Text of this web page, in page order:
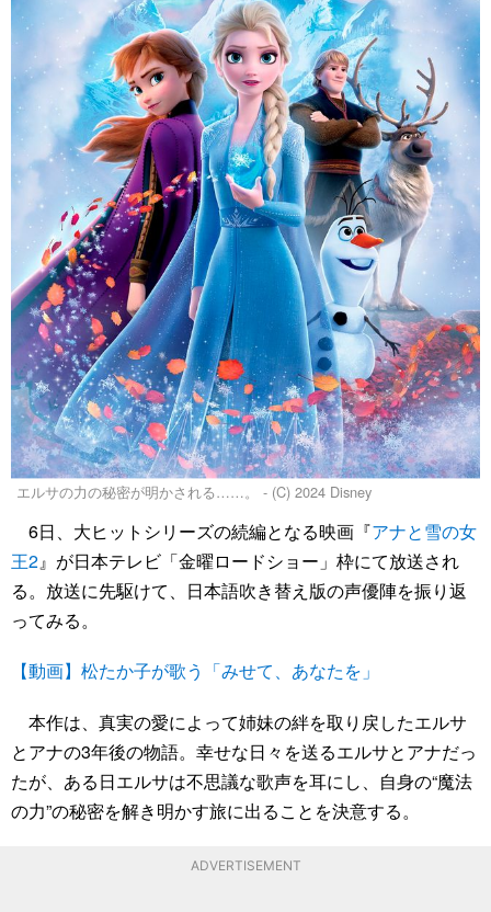
エルサの力の秘密が明かされる……。 - (C) 2024 Disney
6日、大ヒットシリーズの続編となる映画『アナと雪の女
王2』が日本テレビ「金曜ロードショー」枠にて放送され
る。放送に先駆けて、日本語吹き替え版の声優陣を振り返
ってみる。
【動画】松たか子が歌う「みせて、あなたを」
本作は、真実の愛によって姉妹の絆を取り戻したエルサ
とアナの3年後の物語。幸せな日々を送るエルサとアナだっ
たが、ある日エルサは不思議な歌声を耳にし、自身の“魔法
の力”の秘密を解き明かす旅に出ることを決意する。
ADVERTISEMENT